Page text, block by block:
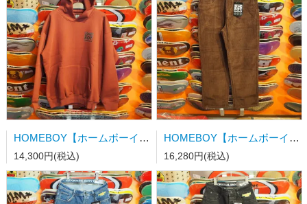
HOMEBOY【ホームボーイ】OLD SCHOOL Hood ITALIAN WINE Lサイズ
14,300円(税込)
HOMEBOY【ホームボーイ】x-tra BAGGY Cord CHOCOLATE BROWN 32/32
16,280円(税込)